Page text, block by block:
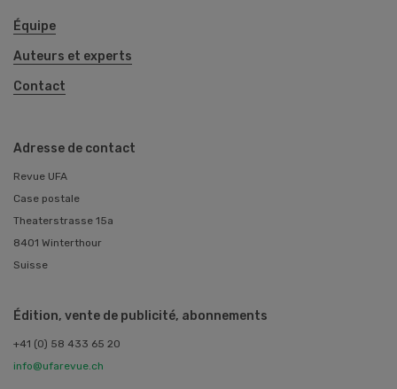
Équipe
Auteurs et experts
Contact
Adresse de contact
Revue UFA
Case postale
Theaterstrasse 15a
8401 Winterthour
Suisse
Édition, vente de publicité, abonnements
+41 (0) 58 433 65 20
info@ufarevue.ch